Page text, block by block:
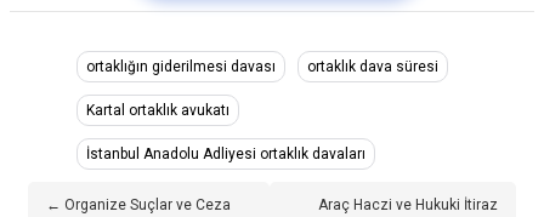
ortaklığın giderilmesi davası ortaklık dava süresi
Kartal ortaklık avukatı
İstanbul Anadolu Adliyesi ortaklık davaları
← Organize Suçlar ve Ceza
Araç Haczi ve Hukuki İtiraz